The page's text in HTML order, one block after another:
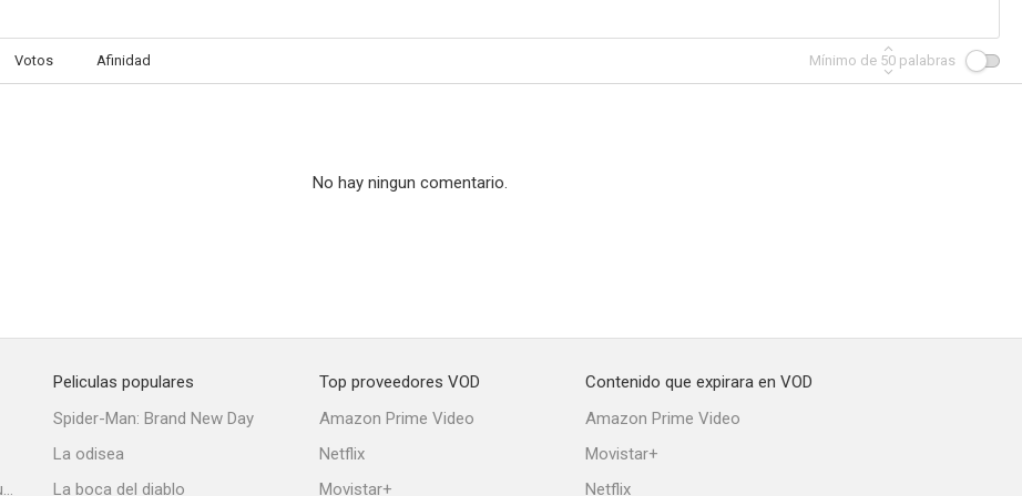
Votos Afinidad Mínimo de 50 palabras
No hay ningun comentario.
Stuart no consigue salvar el universo
Peliculas populares
Spider-Man: Brand New Day
La odisea
La boca del diablo
Top proveedores VOD
Amazon Prime Video
Netflix
Movistar+
Contenido que expirara en VOD
Amazon Prime Video
Movistar+
Netflix